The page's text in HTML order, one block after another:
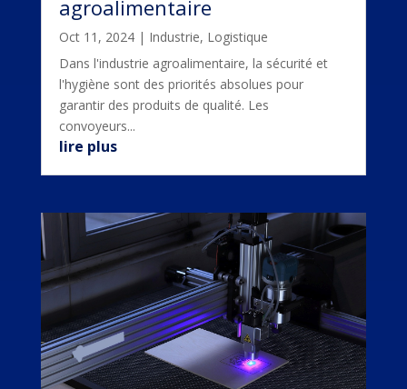
agroalimentaire
Oct 11, 2024| Industrie, Logistique
Dans l'industrie agroalimentaire, la sécurité et
l'hygiène sont des priorités absolues pour
garantir des produits de qualité. Les
convoyeurs...
lire plus